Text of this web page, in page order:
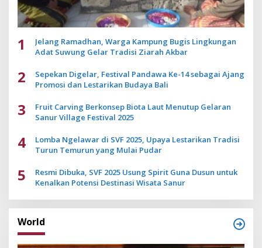
1
Jelang Ramadhan, Warga Kampung Bugis Lingkungan
Adat Suwung Gelar Tradisi Ziarah Akbar
2
Sepekan Digelar, Festival Pandawa Ke-14 sebagai Ajang
Promosi dan Lestarikan Budaya Bali
3
Fruit Carving Berkonsep Biota Laut Menutup Gelaran
Sanur Village Festival 2025
4
Lomba Ngelawar di SVF 2025, Upaya Lestarikan Tradisi
Turun Temurun yang Mulai Pudar
5
Resmi Dibuka, SVF 2025 Usung Spirit Guna Dusun untuk
Kenalkan Potensi Destinasi Wisata Sanur
World